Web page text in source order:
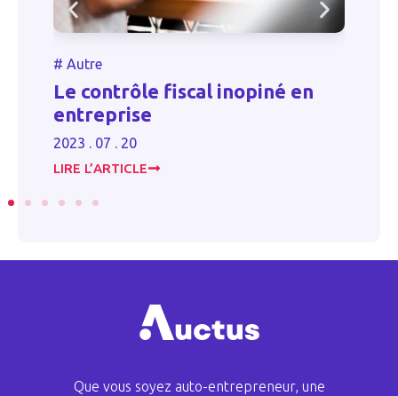
# Autre
Le contrôle fiscal inopiné en
entreprise
2023 . 07 . 20
LIRE L’ARTICLE
Que vous soyez auto-entrepreneur, une